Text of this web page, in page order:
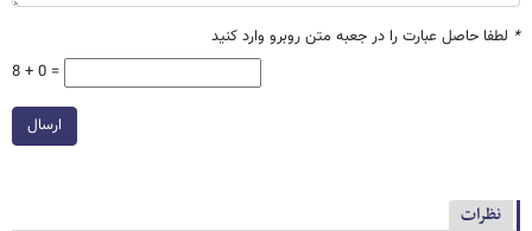
* لطفا حاصل عبارت را در جعبه متن روبرو وارد کنید
8 + 0 =
ارسال
نظرات